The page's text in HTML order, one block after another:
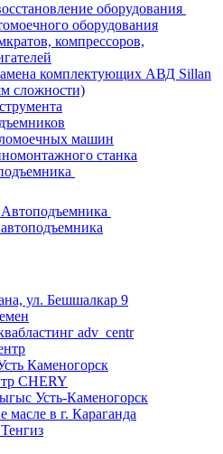
оборудования
оборудования
компрессоров,
комплектующих АВД Sillan
сложности)
машин
станка
ул. Бешшалкар 9
adv_centr
Каменогорск
CHERY
Усть-Каменогорск
масле в г. Караганда